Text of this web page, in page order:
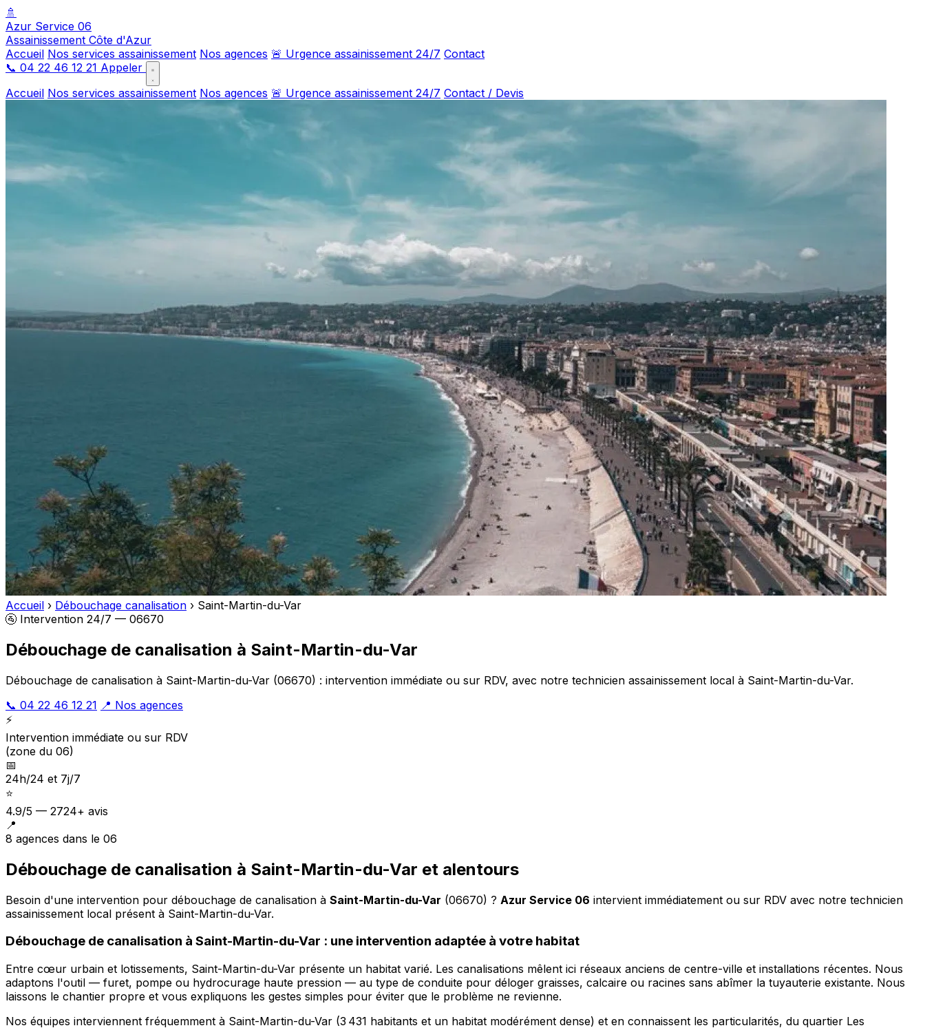
🚿
Azur Service 06
Assainissement Côte d'Azur
Accueil Nos services assainissement Nos agences 🚨 Urgence assainissement 24/7 Contact
📞 04 22 46 12 21 Appeler
Accueil Nos services assainissement Nos agences 🚨 Urgence assainissement 24/7 Contact / Devis
Accueil › Débouchage canalisation › Saint-Martin-du-Var
🚰 Intervention 24/7 — 06670
Débouchage de canalisation à Saint-Martin-du-Var
Débouchage de canalisation à Saint-Martin-du-Var (06670) : intervention immédiate ou sur RDV, avec notre technicien assainissement local à Saint-Martin-du-Var.
📞 04 22 46 12 21 📍 Nos agences
⚡
Intervention immédiate ou sur RDV
(zone du 06)
📅
24h/24 et 7j/7
⭐
4.9/5 — 2724+ avis
📍
8 agences dans le 06
Débouchage de canalisation à Saint-Martin-du-Var et alentours
Besoin d'une intervention pour débouchage de canalisation à Saint-Martin-du-Var (06670) ? Azur Service 06 intervient immédiatement ou sur RDV avec notre technicien
assainissement local présent à Saint-Martin-du-Var.
Débouchage de canalisation à Saint-Martin-du-Var : une intervention adaptée à votre habitat
Entre cœur urbain et lotissements, Saint-Martin-du-Var présente un habitat varié. Les canalisations mêlent ici réseaux anciens de centre-ville et installations récentes. Nous
adaptons l'outil — furet, pompe ou hydrocurage haute pression — au type de conduite pour déloger graisses, calcaire ou racines sans abîmer la tuyauterie existante. Nous
laissons le chantier propre et vous expliquons les gestes simples pour éviter que le problème ne revienne.
Nos équipes interviennent fréquemment à Saint-Martin-du-Var (3 431 habitants et un habitat modérément dense) et en connaissent les particularités, du quartier Les